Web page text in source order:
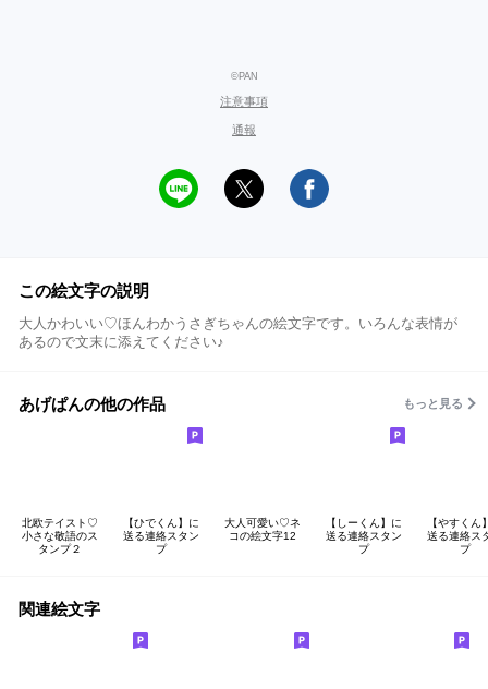
©PAN
注意事項
通報
この絵文字の説明
大人かわいい♡ほんわかうさぎちゃんの絵文字です。いろんな表情が
あるので文末に添えてください♪
あげぱんの他の作品 もっと見る
北欧テイスト♡
小さな敬語のス
タンプ２
【ひでくん】に
送る連絡スタン
プ
大人可愛い♡ネ
コの絵文字12
【しーくん】に
送る連絡スタン
プ
【やすくん
送る連絡ス
プ
関連絵文字